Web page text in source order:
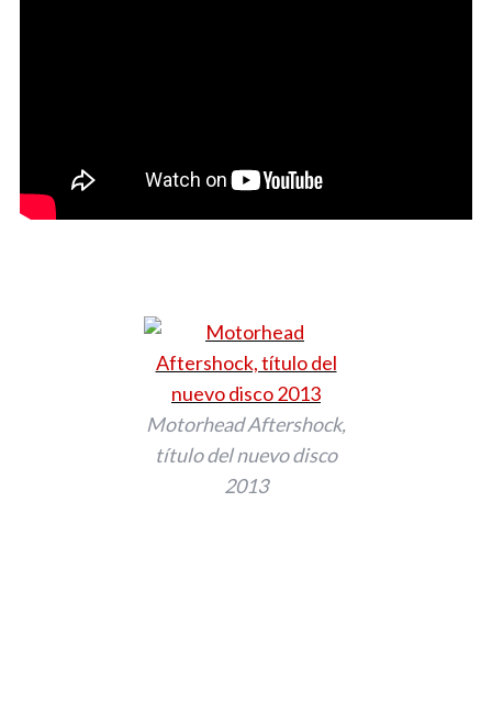
Motorhead Aftershock,
título del nuevo disco
2013